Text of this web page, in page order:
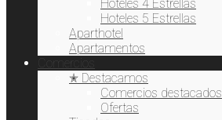
Hoteles 4 Estrellas
Hoteles 5 Estrellas
Aparthotel
Apartamentos
Comercios
✭ Destacamos
Comercios destacados
Ofertas